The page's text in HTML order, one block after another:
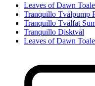
Leaves of Dawn
Tranquillo Tvålpump
Tranquillo Tvålfat
Tranquillo Disktvål
Leaves of Dawn